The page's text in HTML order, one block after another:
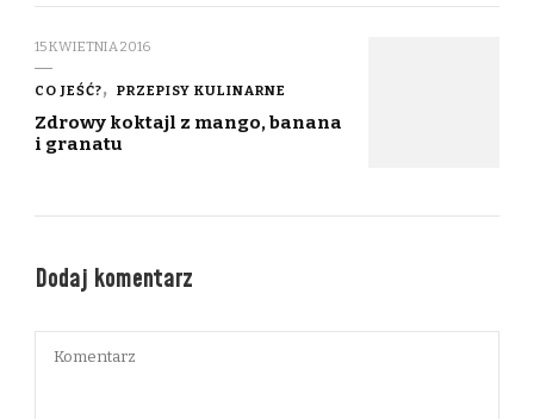
15 KWIETNIA 2016
CO JEŚĆ? PRZEPISY KULINARNE
Zdrowy koktajl z mango, banana
i granatu
Dodaj komentarz